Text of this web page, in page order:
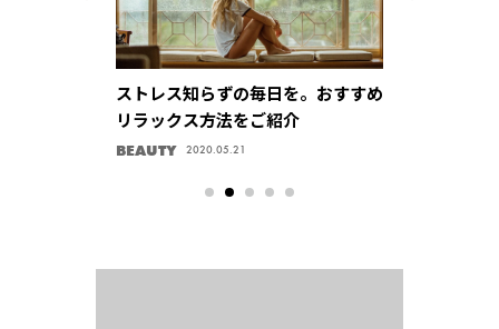
ストレス知らずの毎日を。おすすめ
リラックス方法をご紹介
BEAUTY 2020.05.21